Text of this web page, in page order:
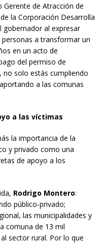
Gerente de Atracción de
la Corporación Desarrolla
gobernador al expresar
personas a transformar un
en un acto de
del permiso de
no solo estás cumpliendo
a las comunas
a las víctimas
la importancia de la
y privado como una
de apoyo a los
Rodrigo Montero:
público-privado;
las municipalidades y
comuna de 13 mil
sector rural. Por lo que